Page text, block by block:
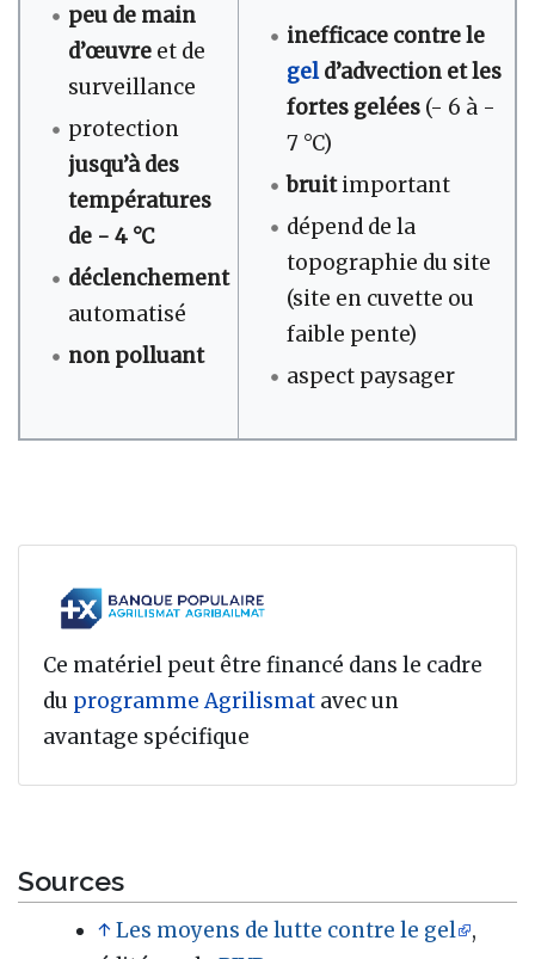
peu de main
d’œuvreet de
surveillance
protection
jusqu’à des
températures
de - 4 °C
déclenchement
automatisé
non polluant
inefficace contre le
geld’advection et les
fortes gelées(- 6 à -
7 °C)
bruitimportant
dépend de la
topographie du site
(site en cuvette ou
faible pente)
aspect paysager
Ce matériel peut être financé dans le cadre
du programme Agrilismat avec un
avantage spécifique
Sources
↑Les moyens de lutte contre le gel
,